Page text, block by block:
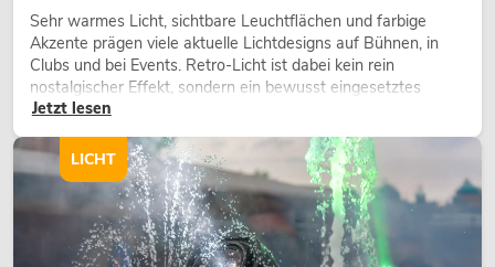
No. 20000456Artikel nicht mehr verfügbar
Sehr warmes Licht, sichtbare Leuchtflächen und farbige
Akzente prägen viele aktuelle Lichtdesigns auf Bühnen, in
Clubs und bei Events. Retro-Licht ist dabei kein rein
nostalgischer Effekt, sondern ein bewusst eingesetztes
Gestaltungsmittel: Es schafft Atmosphäre, gibt Szenen
wirken lassen.
Jetzt lesen
LICHT